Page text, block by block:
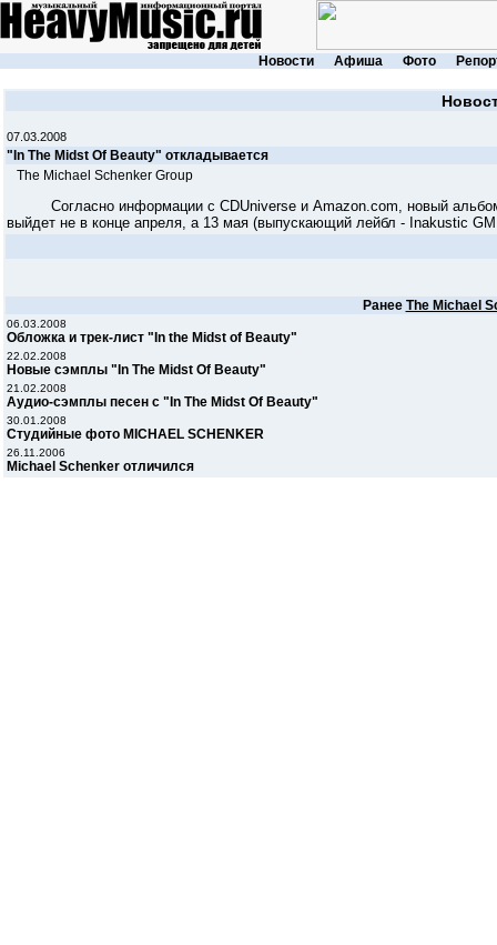
Новости Афиша Фото
07.03.2008
"In The Midst Of Beauty" откладывается
The Michael Schenker Group
Согласно информации с CDUniverse и Amazon.com, новый
выйдет не в конце апреля, а 13 мая (выпускающий лейбл - Inakustic
Ранее The Michael
06.03.2008
Обложка и трек-лист "In the Midst of Beauty"
22.02.2008
Новые сэмплы "In The Midst Of Beauty"
21.02.2008
Аудио-сэмплы песен с "In The Midst Of Beauty"
30.01.2008
Студийные фото MICHAEL SCHENKER
26.11.2006
Michael Schenker отличился